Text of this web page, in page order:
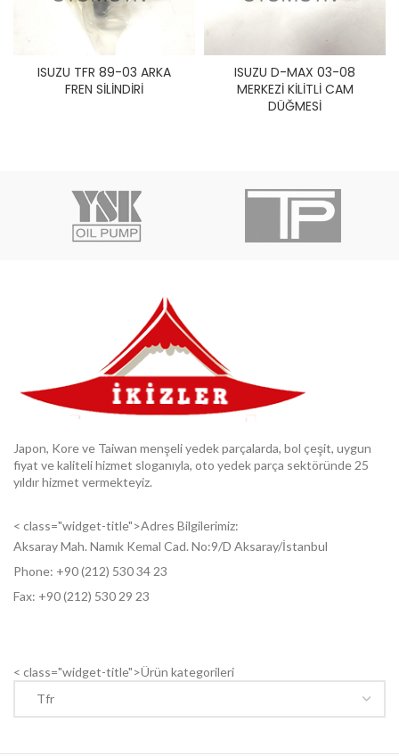
ISUZU TFR 89-03 ARKA
FREN SİLİNDİRİ
ISUZU D-MAX 03-08
MERKEZİ KİLİTLİ CAM
DÜĞMESİ
Japon, Kore ve Taiwan menşeli yedek parçalarda, bol çeşit, uygun
fiyat ve kaliteli hizmet sloganıyla, oto yedek parça sektöründe 25
yıldır hizmet vermekteyiz.
< class="widget-title">Adres Bilgilerimiz:
Aksaray Mah. Namık Kemal Cad. No:9/D Aksaray/İstanbul
Phone: +90 (212) 530 34 23
Fax: +90 (212) 530 29 23
< class="widget-title">Ürün kategorileri